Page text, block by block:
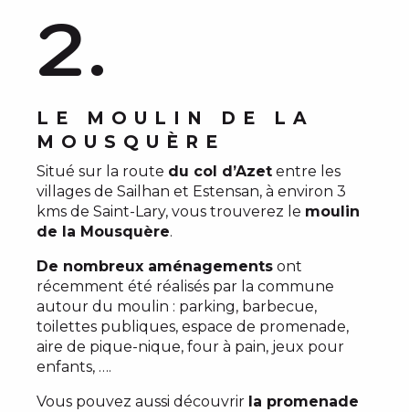
2.
LE MOULIN DE LA
MOUSQUÈRE
Situé sur la route du col d’Azet entre les
villages de Sailhan et Estensan, à environ 3
kms de Saint-Lary, vous trouverez le moulin
de la Mousquère.
De nombreux aménagements ont
récemment été réalisés par la commune
autour du moulin : parking, barbecue,
toilettes publiques, espace de promenade,
aire de pique-nique, four à pain, jeux pour
enfants, ….
Vous pouvez aussi découvrir la promenade